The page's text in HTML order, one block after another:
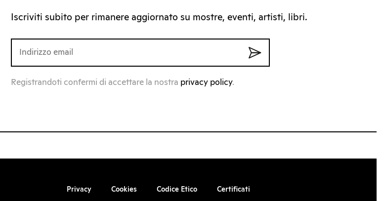
Iscriviti subito per rimanere aggiornato su mostre, eventi, artisti, libri.
Registrandoti confermi di accettare la nostra privacy policy.
Privacy Cookies Codice Etico Certificati